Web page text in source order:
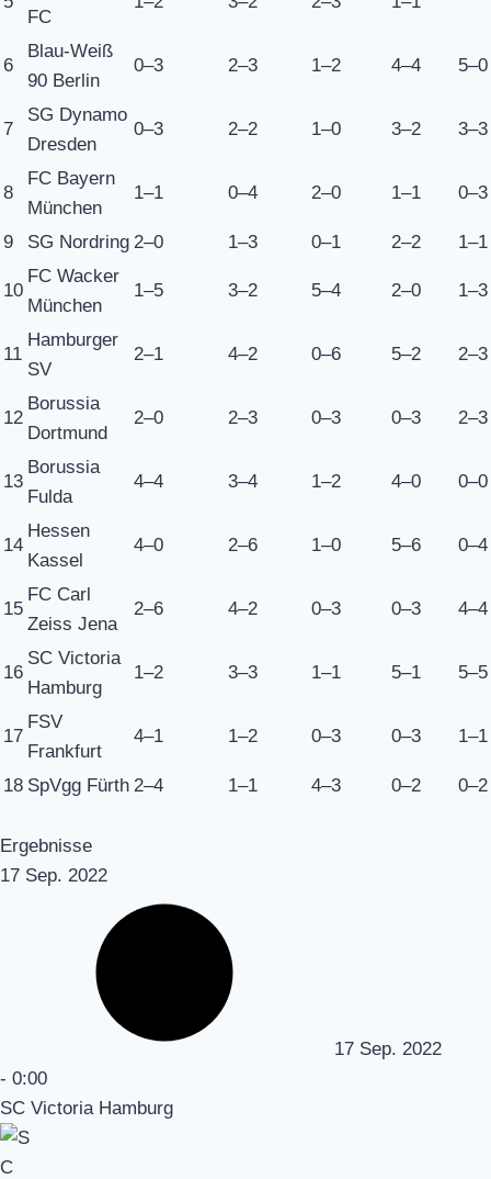
FC
6
Blau-Weiß
90 Berlin
0–3 2–3 1–2 4–4 5–0
7
SG Dynamo
Dresden
0–3 2–2 1–0 3–2 3–3
8
FC Bayern
München
1–1 0–4 2–0 1–1 0–3
9 SG Nordring 2–0 1–3 0–1 2–2 1–1
10
FC Wacker
München
1–5 3–2 5–4 2–0 1–3
11
Hamburger
SV
2–1 4–2 0–6 5–2 2–3
12
Borussia
Dortmund
2–0 2–3 0–3 0–3 2–3
13
Borussia
Fulda
4–4 3–4 1–2 4–0 0–0
14
Hessen
Kassel
4–0 2–6 1–0 5–6 0–4
15
FC Carl
Zeiss Jena
2–6 4–2 0–3 0–3 4–4
16
SC Victoria
Hamburg
1–2 3–3 1–1 5–1 5–5
17
FSV
Frankfurt
4–1 1–2 0–3 0–3 1–1
18 SpVgg Fürth 2–4 1–1 4–3 0–2 0–2
Ergebnisse
17 Sep. 2022
17 Sep. 2022
- 0:00
SC Victoria Hamburg